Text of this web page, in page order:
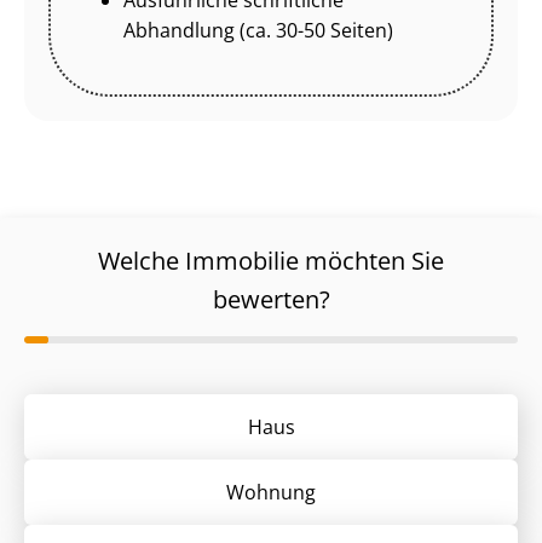
Abhandlung (ca. 30-50 Seiten)
Welche Immobilie möchten Sie
bewerten?
Haus
Wohnung